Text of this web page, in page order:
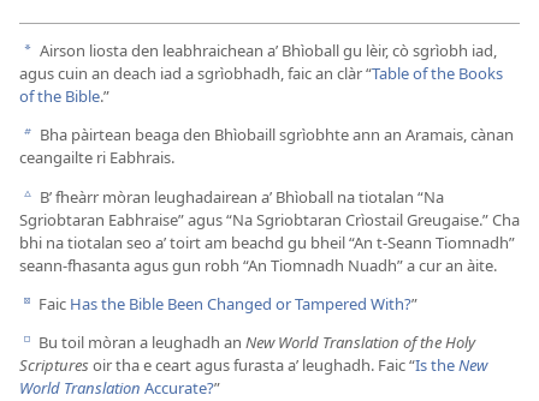
a Airson liosta den leabhraichean a’ Bhìoball gu lèir, cò sgrìobh iad,
agus cuin an deach iad a sgrìobhadh, faic an clàr “Table of the Books
of the Bible.”
b Bha pàirtean beaga den Bhìobaill sgrìobhte ann an Aramais, cànan
ceangailte ri Eabhrais.
c B’ fheàrr mòran leughadairean a’ Bhìoball na tiotalan “Na
Sgriobtaran Eabhraise” agus “Na Sgriobtaran Crìostail Greugaise.” Cha
bhi na tiotalan seo a’ toirt am beachd gu bheil “An t-Seann Tiomnadh”
seann-fhasanta agus gun robh “An Tiomnadh Nuadh” a cur an àite.
d Faic Has the Bible Been Changed or Tampered With?”
e Bu toil mòran a leughadh an New World Translation of the Holy
Scripturesoir tha e ceart agus furasta a’ leughadh. Faic “Is theNew
World Translation Accurate?”